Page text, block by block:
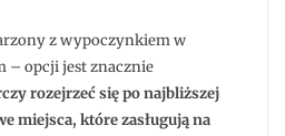
z wypoczynkiem w
– opcji jest znacznie
rozejrzeć się po najbliższej
miejsca, które zasługują na